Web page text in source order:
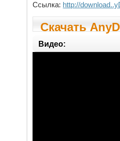
Ссылка: http://
Скачать
Видео: